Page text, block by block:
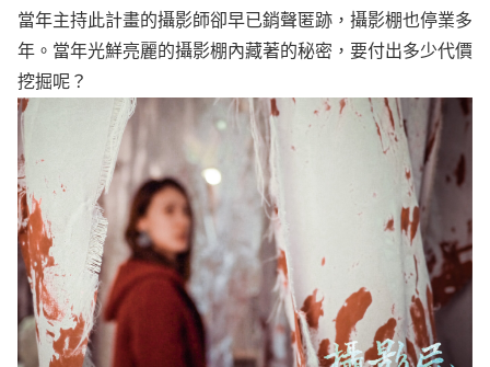
當年主持此計畫的攝影師卻早已銷聲匿跡，攝影棚也停業多
年。當年光鮮亮麗的攝影棚內藏著的秘密，要付出多少代價
挖掘呢？